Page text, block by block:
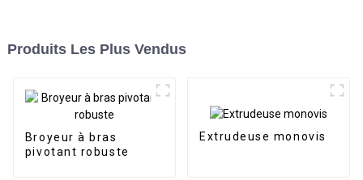
Produits Les Plus Vendus
Broyeur à bras
pivotant robuste
Extrudeuse monovis